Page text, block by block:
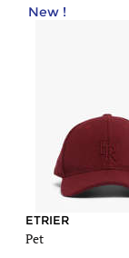
ETRIER
Pet
New !